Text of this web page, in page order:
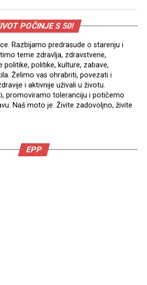
POČINJE S 50!
Razbijamo predrasude o starenju i
teme zdravlja, zdravstvene,
politike, politike, kulture, zabave,
Želimo vas ohrabriti, povezati i
i aktivnije uživali u životu.
promoviramo toleranciju i potičemo
Naš moto je: Živite zadovoljno, živite
EPP